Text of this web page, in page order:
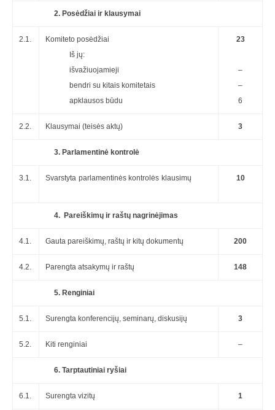
2. Posėdžiai ir klausymai
2.1.
Komiteto posėdžiai
Iš jų:
išvažiuojamieji
bendri su kitais komitetais
apklausos būdu
23
–
–
6
2.2. Klausymai (teisės aktų) 3
3. Parlamentinė kontrolė
3.1. Svarstyta parlamentinės kontrolės klausimų 10
4. Pareiškimų ir raštų nagrinėjimas
4.1. Gauta pareiškimų, raštų ir kitų dokumentų 200
4.2. Parengta atsakymų ir raštų 148
5. Renginiai
5.1. Surengta konferencijų, seminarų, diskusijų 3
5.2. Kiti renginiai –
6. Tarptautiniai ryšiai
6.1. Surengta vizitų 1